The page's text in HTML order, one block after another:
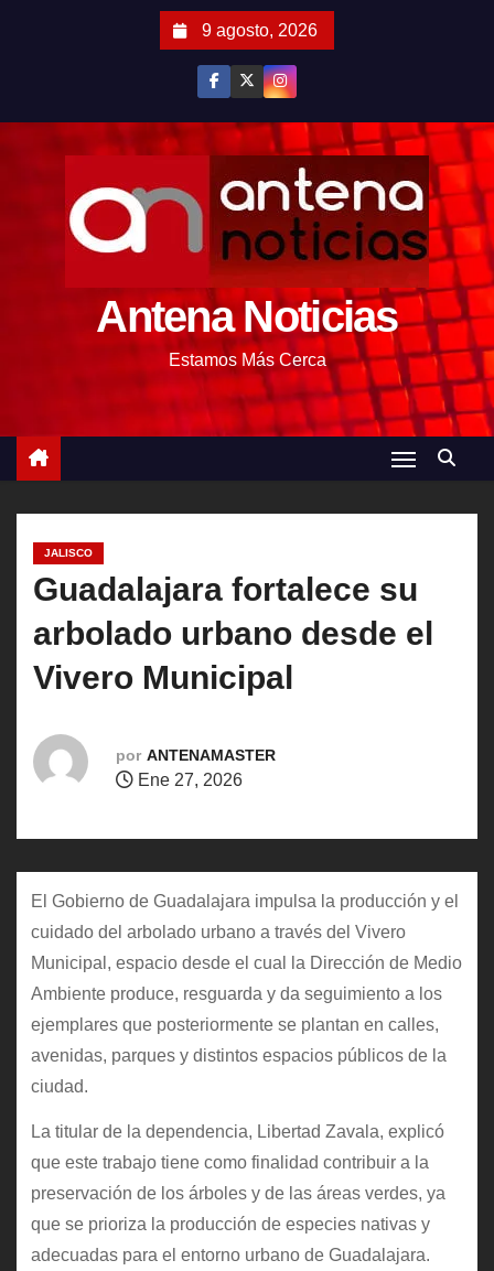
9 agosto, 2026
Antena Noticias
Estamos Más Cerca
JALISCO
Guadalajara fortalece su
arbolado urbano desde el
Vivero Municipal
por ANTENAMASTER
Ene 27, 2026
El Gobierno de Guadalajara impulsa la producción y el
cuidado del arbolado urbano a través del Vivero
Municipal, espacio desde el cual la Dirección de Medio
Ambiente produce, resguarda y da seguimiento a los
ejemplares que posteriormente se plantan en calles,
avenidas, parques y distintos espacios públicos de la
ciudad.
La titular de la dependencia, Libertad Zavala, explicó
que este trabajo tiene como finalidad contribuir a la
preservación de los árboles y de las áreas verdes, ya
que se prioriza la producción de especies nativas y
adecuadas para el entorno urbano de Guadalajara.